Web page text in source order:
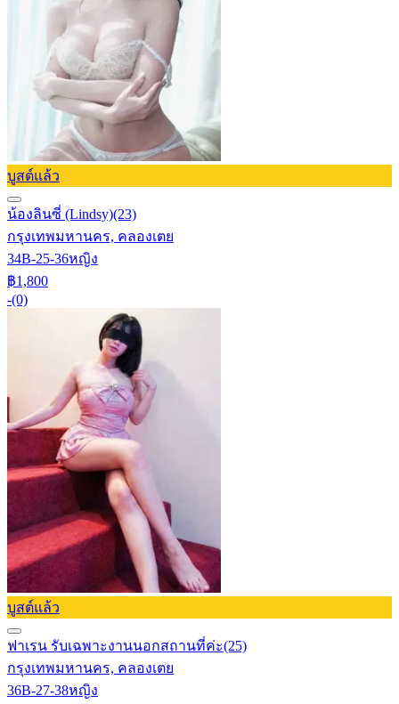
บูสต์แล้ว
น้องลินซี่ (Lindsy)(23)
กรุงเทพมหานคร, คลองเตย
34B-25-36หญิง
฿1,800
-(0)
บูสต์แล้ว
ฟาเรน รับเฉพาะงานนอกสถานที่ค่ะ(25)
กรุงเทพมหานคร, คลองเตย
36B-27-38หญิง